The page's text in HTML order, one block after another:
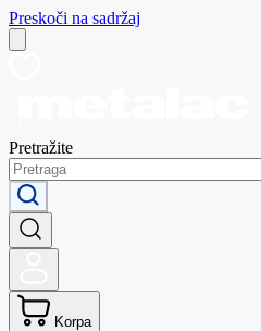
Preskoči na sadržaj
Pretražite
Korpa